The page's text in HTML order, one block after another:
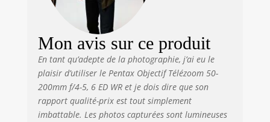
Mon avis sur ce produit
En tant qu’adepte de la photographie, j’ai eu le
plaisir d’utiliser le Pentax Objectif Télézoom 50-
200mm f/4-5, 6 ED WR et je dois dire que son
rapport qualité-prix est tout simplement
imbattable. Les photos capturées sont lumineuses